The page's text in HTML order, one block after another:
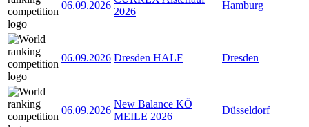
06.09.2026
2026
Hamburg
06.09.2026 Dresden HALF Dresden
06.09.2026
New Balance KÖ
MEILE 2026
Düsseldorf